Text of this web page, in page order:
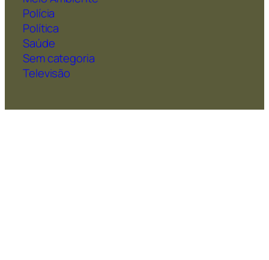
Polícia
Política
Saúde
Sem categoria
Televisão